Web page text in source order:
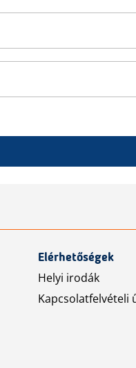
Elérhetőségek
Helyi irodák
Kapcsolatfelvételi